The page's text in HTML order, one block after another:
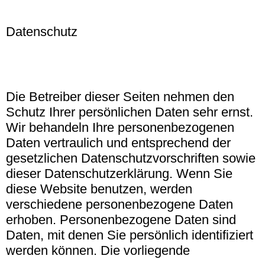
Datenschutz
Die Betreiber dieser Seiten nehmen den
Schutz Ihrer persönlichen Daten sehr ernst.
Wir behandeln Ihre personenbezogenen
Daten vertraulich und entsprechend der
gesetzlichen Datenschutzvorschriften sowie
dieser Datenschutzerklärung. Wenn Sie
diese Website benutzen, werden
verschiedene personenbezogene Daten
erhoben. Personenbezogene Daten sind
Daten, mit denen Sie persönlich identifiziert
werden können. Die vorliegende